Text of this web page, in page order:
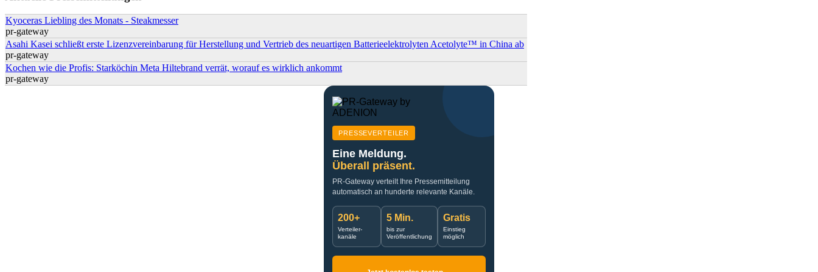
Kyoceras Liebling des Monats - Steakmesser
pr-gateway
Asahi Kasei schließt erste Lizenzvereinbarung für Herstellung und Vertrieb des neuartigen Batterieelektrolyten Acetolyte™ in China ab
pr-gateway
Kochen wie die Profis: Starköchin Meta Hiltebrand verrät, worauf es wirklich ankommt
pr-gateway
PRESSEVERTEILER
Eine Meldung.
Überall präsent.
PR-Gateway verteilt Ihre Pressemitteilung
automatisch an hunderte relevante Kanäle.
200+
Verteiler-
kanäle
5 Min.
bis zur
Veröffentlichung
Gratis
Einstieg
möglich